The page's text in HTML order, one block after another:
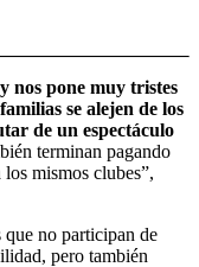
nos pone muy tristes
se alejen de los
de un espectáculo
terminan pagando
mismos clubes”,
que no participan de
pero también